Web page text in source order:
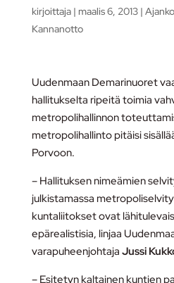
kirjoittaja | maalis 6, 2013|
Kannanotto
Uudenmaan Demarinuoret
hallitukselta ripeitä toimia
metropolihallinnon
metropolihallinto pitäisi
Porvoon.
– Hallituksen nimeämien
julkistamassa
kuntaliitokset ovat
epärealistisia, linjaa
varapuheenjohtaja Jussi
– Esitetyn kaltainen kuntien